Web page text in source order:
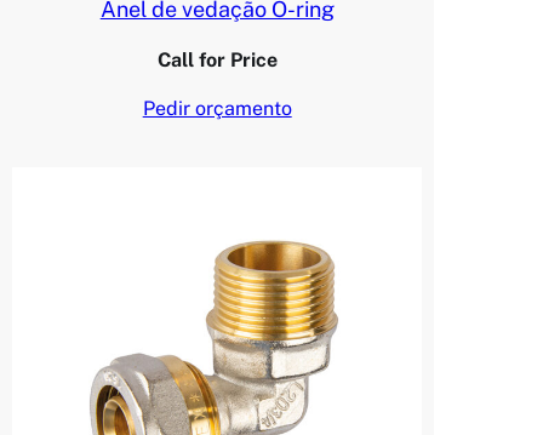
Anel de vedação O-ring
Call for Price
Pedir orçamento